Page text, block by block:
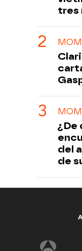
tres
¿De
del
de